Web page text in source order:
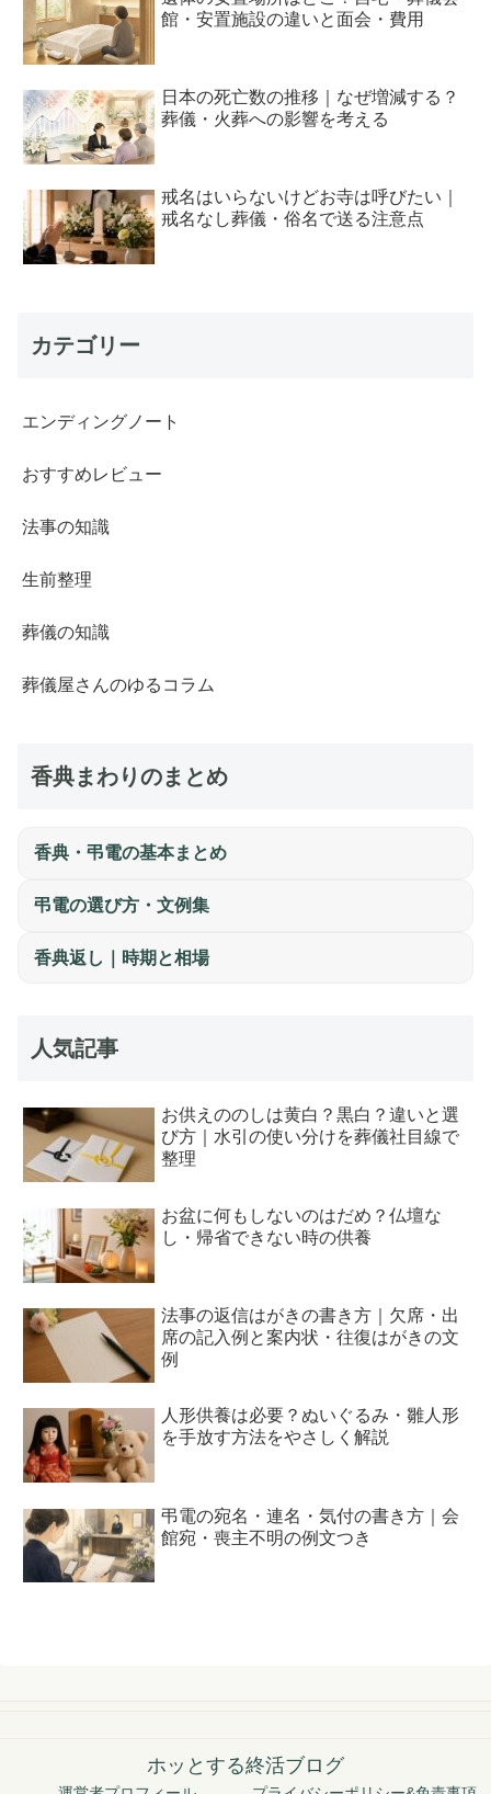
館・安置施設の違いと面会・費用
日本の死亡数の推移｜なぜ増減する？
葬儀・火葬への影響を考える
戒名はいらないけどお寺は呼びたい｜
戒名なし葬儀・俗名で送る注意点
カテゴリー
エンディングノート
おすすめレビュー
法事の知識
生前整理
葬儀の知識
葬儀屋さんのゆるコラム
香典まわりのまとめ
香典・弔電の基本まとめ
弔電の選び方・文例集
香典返し｜時期と相場
人気記事
お供えののしは黄白？黒白？違いと選
び方｜水引の使い分けを葬儀社目線で
整理
お盆に何もしないのはだめ？仏壇な
し・帰省できない時の供養
法事の返信はがきの書き方｜欠席・出
席の記入例と案内状・往復はがきの文
例
人形供養は必要？ぬいぐるみ・雛人形
を手放す方法をやさしく解説
弔電の宛名・連名・気付の書き方｜会
館宛・喪主不明の例文つき
ホッとする終活ブログ